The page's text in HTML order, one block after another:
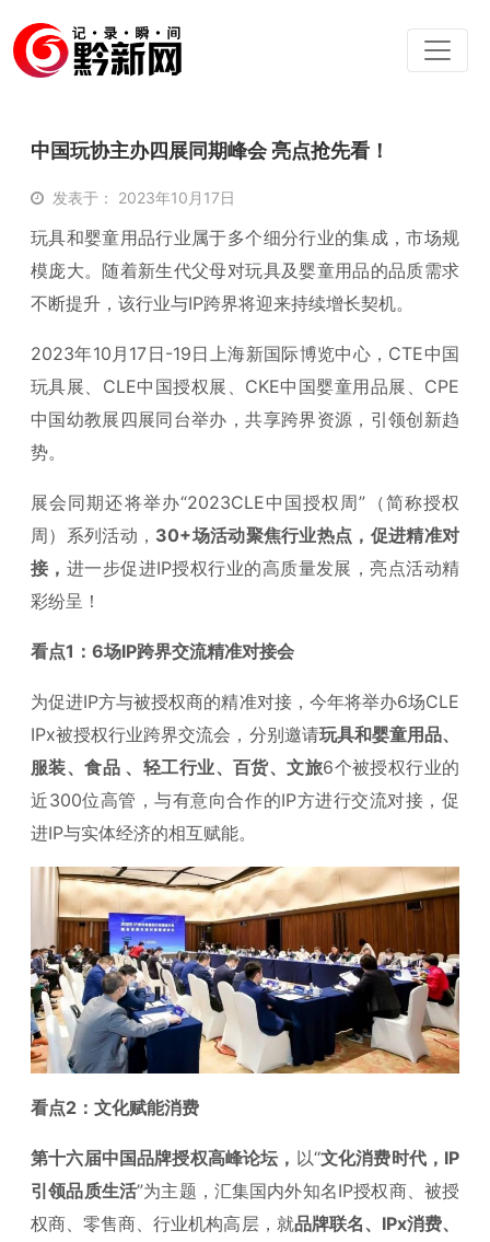
中国玩协主办四展同期峰会 亮点抢先看！
发表于： 2023年10月17日
玩具和婴童用品行业属于多个细分行业的集成，市场规
模庞大。随着新生代父母对玩具及婴童用品的品质需求
不断提升，该行业与IP跨界将迎来持续增长契机。
2023年10月17日-19日上海新国际博览中心，CTE中国
玩具展、CLE中国授权展、CKE中国婴童用品展、CPE
中国幼教展四展同台举办，共享跨界资源，引领创新趋
势。
展会同期还将举办“2023CLE中国授权周”（简称授权
周）系列活动， 30+场活动聚焦行业热点，促进精准对
接， 进一步促进IP授权行业的高质量发展，亮点活动精
彩纷呈！
看点1：6场IP跨界交流精准对接会
为促进IP方与被授权商的精准对接，今年将举办6场CLE
IPx被授权行业跨界交流会，分别邀请玩具和婴童用品、
服装、食品 、轻工行业、百货、文旅6个被授权行业的
近300位高管，与有意向合作的IP方进行交流对接，促
进IP与实体经济的相互赋能。
看点2：文化赋能消费
第十六届中国品牌授权高峰论坛， 以“文化消费时代，IP
引领品质生活”为主题，汇集国内外知名IP授权商、被授
权商、零售商、行业机构高层，就品牌联名、IPx消费、